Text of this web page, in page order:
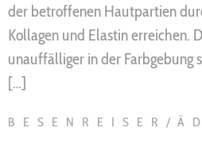
der betroffenen Hautpartien
Kollagen und Elastin erreichen.
unauffälliger in der Farbgebung
[…]
BESENREISER/